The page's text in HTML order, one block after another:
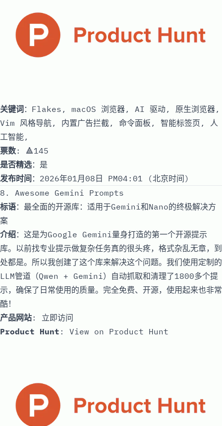
关键词 ：Flakes, macOS 浏览器, AI 驱动, 原生浏览器,
Vim 风格导航, 内置广告拦截, 命令面板, 智能标签页, 人
工智能,
票数: 🔺145
是否精选：是
发布时间 ：2026年01月08日 PM04:01 (北京时间)
8. Awesome Gemini Prompts
标语：最全面的开源库：适用于Gemini和Nano的终极解决方
案
介绍：这是为Google Gemini量身打造的第一个开源提示
库。以前找专业提示做复杂任务真的很头疼，格式杂乱无章，到
处都是。所以我创建了这个库来解决这个问题。我们使用定制的
LLM管道（Qwen + Gemini）自动抓取和清理了1800多个提
示，确保了日常使用的质量。完全免费、开源，使用起来也非常
酷！
产品网站: 立即访问
Product Hunt : View on Product Hunt